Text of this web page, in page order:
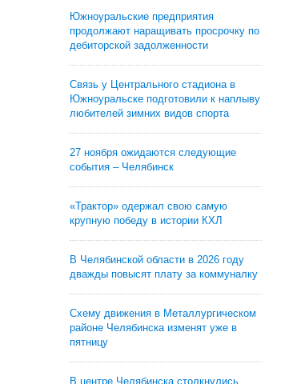
Южноуральские предприятия
продолжают наращивать просрочку по
дебиторской задолженности
Связь у Центрального стадиона в
Южноуральске подготовили к наплыву
любителей зимних видов спорта
27 ноября ожидаются следующие
события – Челябинск
«Трактор» одержал свою самую
крупную победу в истории КХЛ
В Челябинской области в 2026 году
дважды повысят плату за коммуналку
Схему движения в Металлургическом
районе Челябинска изменят уже в
пятницу
В центре Челябинска столкнулись